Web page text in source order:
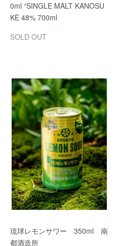
0ml “SINGLE MALT KANOSU
KE 48% 700ml
SOLD OUT
琉球レモンサワー 350ml 南
都酒造所